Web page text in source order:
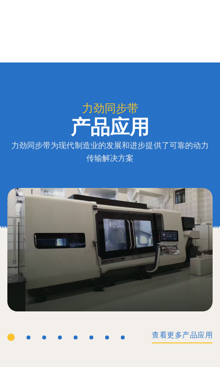
力劲同步带
产品应用
力劲同步带为现代制造业的发展和进步提供了可靠的动力
传输解决方案
查看更多产品应用